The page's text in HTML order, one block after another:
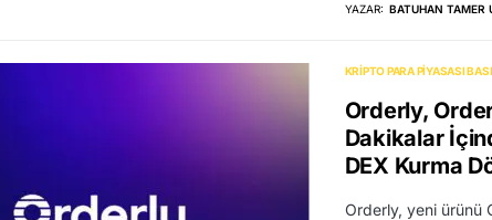
YAZAR: BATUHAN TAMER
KRIPTO PARA PIYASASI
Orderly,
Dakikalar
DEX Kurma
Orderly, yeni ürünü